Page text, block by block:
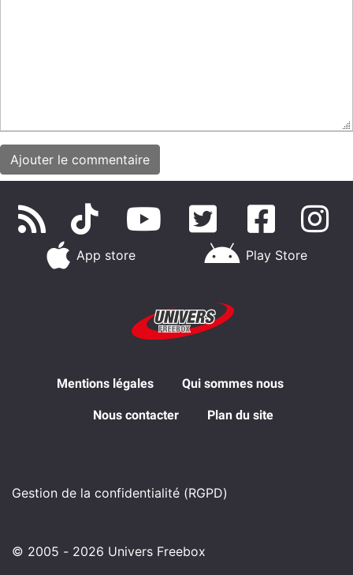
App store Play Store
Mentions légales Qui sommes nous
Nous contacter Plan du site
Gestion de la confidentialité (RGPD)
© 2005 - 2026 Univers Freebox